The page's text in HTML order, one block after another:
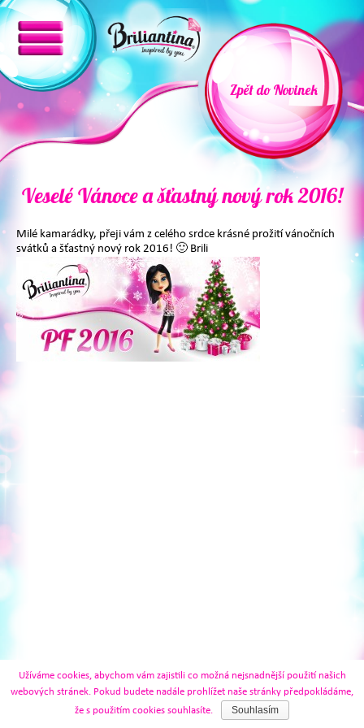
Zpět do Novinek
Veselé Vánoce a šťastný nový rok 2016!
Milé kamarádky, přeji vám z celého srdce krásné prožití vánočních
svátků a šťastný nový rok 2016! 🙂 Brili
Užíváme cookies, abychom vám zajistili co možná nejsnadnější použití našich
webových stránek. Pokud budete nadále prohlížet naše stránky předpokládáme,
že s použitím cookies souhlasíte.
Souhlasím